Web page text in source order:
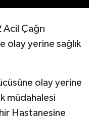
Acil Çağrı
olay yerine sağlık
olay yerine
müdahalesi
Hastanesine